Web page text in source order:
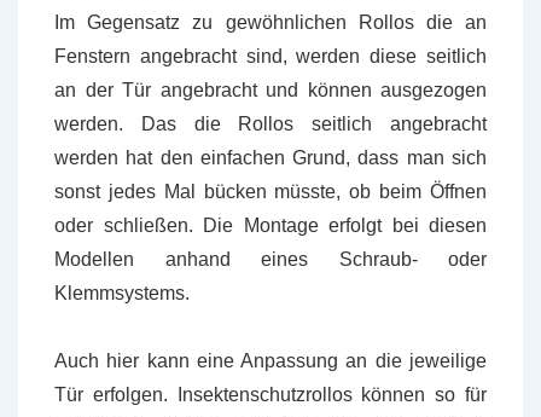
Im Gegensatz zu gewöhnlichen Rollos die an
Fenstern angebracht sind, werden diese seitlich
an der Tür angebracht und können ausgezogen
werden. Das die Rollos seitlich angebracht
werden hat den einfachen Grund, dass man sich
sonst jedes Mal bücken müsste, ob beim Öffnen
oder schließen. Die Montage erfolgt bei diesen
Modellen anhand eines Schraub- oder
Klemmsystems.
Auch hier kann eine Anpassung an die jeweilige
Tür erfolgen. Insektenschutzrollos können so für